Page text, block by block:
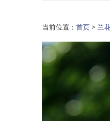
当前位置： 首页 > 兰